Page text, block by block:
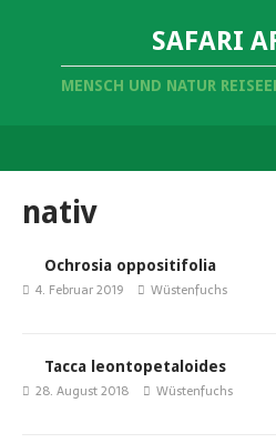
SAFARI
MENSCH UND NATUR
nativ
Ochrosia oppositifolia
4. Februar 2019 Wüstenfuchs
Tacca leontopetaloides
28. August 2018 Wüstenfuchs